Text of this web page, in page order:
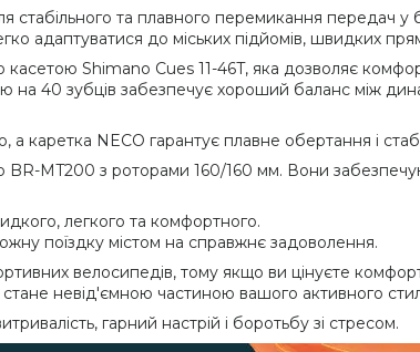
стабільного та плавного перемикання передач
адаптуватися до міських підйомів, швидких
Shimano Cues 11-46T, яка дозволяє
на 40 зубців забезпечує хороший баланс між
каретка NECO гарантує плавне обертання і
BR-MT200 з роторами 160/160 мм. Вони
легкого та комфортного.
поїздку містом на справжнє задоволення.
велосипедів, тому якщо ви цінуєте комфорт,
невід'ємною частиною вашого активного
гарний настрій і боротьбу зі стресом.